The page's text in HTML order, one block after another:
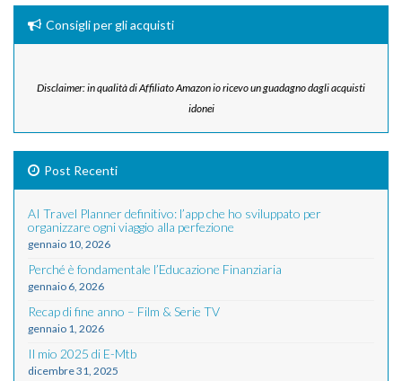
Consigli per gli acquisti
Disclaimer: in qualità di Affiliato Amazon io ricevo un guadagno dagli acquisti
idonei
Post Recenti
AI Travel Planner definitivo: l’app che ho sviluppato per
organizzare ogni viaggio alla perfezione
gennaio 10, 2026
Perché è fondamentale l’Educazione Finanziaria
gennaio 6, 2026
Recap di fine anno – Film & Serie TV
gennaio 1, 2026
Il mio 2025 di E-Mtb
dicembre 31, 2025